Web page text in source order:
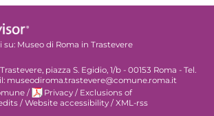
su: Museo di Roma in Trastevere
piazza S. Egidio, 1/b - 00153 Roma - Tel.
museodiroma.trastevere@comune.roma.it
/ Privacy / Exclusions of
/Website accessibility /XML-rss